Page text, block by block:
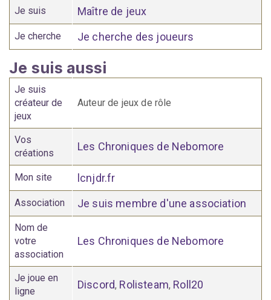
Je suis Maître de jeux
Je cherche Je cherche des joueurs
Je suis aussi
Je suis
créateur de
jeux
Auteur de jeux de rôle
Vos
créations
Les Chroniques de Nebomore
Mon site lcnjdr.fr
Association Je suis membre d'une association
Nom de
votre
association
Les Chroniques de Nebomore
Je joue en
ligne
Discord, Rolisteam, Roll20